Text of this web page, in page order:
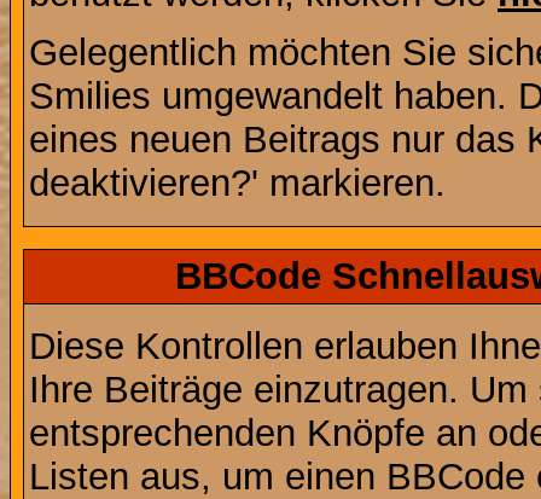
Gelegentlich möchten Sie
Smilies umgewandelt haben.
eines neuen Beitrags nur das
deaktivieren?' markieren.
BBCode
Diese Kontrollen erlauben
Ihre Beiträge einzutragen.
entsprechenden Knöpfe an
Listen aus, um einen BBCode